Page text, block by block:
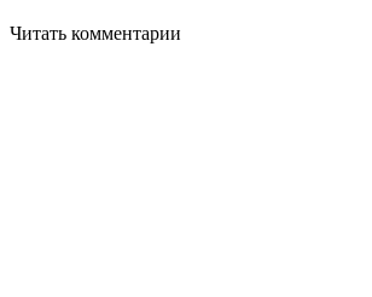
Читать комментарии